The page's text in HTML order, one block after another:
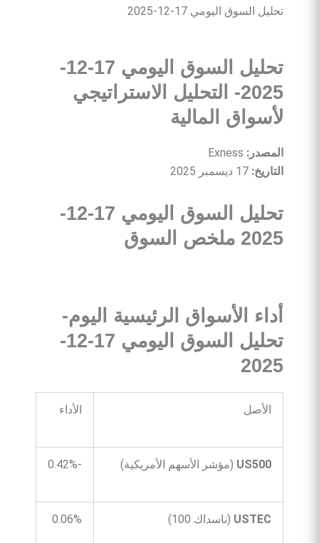
تحليل السوق اليومي 17-12-2025
تحليل السوق اليومي 17-12-
2025- التحليل الاستراتيجي
لأسواق المالية
المصدر :
التاريخ:
تحليل السوق اليومي 17-12-
2025 ملخص
السوق
أداء الأسواق الرئيسية
اليوم-
تحليل السوق اليومي 17-12-
2025
الأصل الأداء
US500 (مؤشر الأسهم الأمريكية) -0.42%
USTEC (ناسداك 100) 0.06%